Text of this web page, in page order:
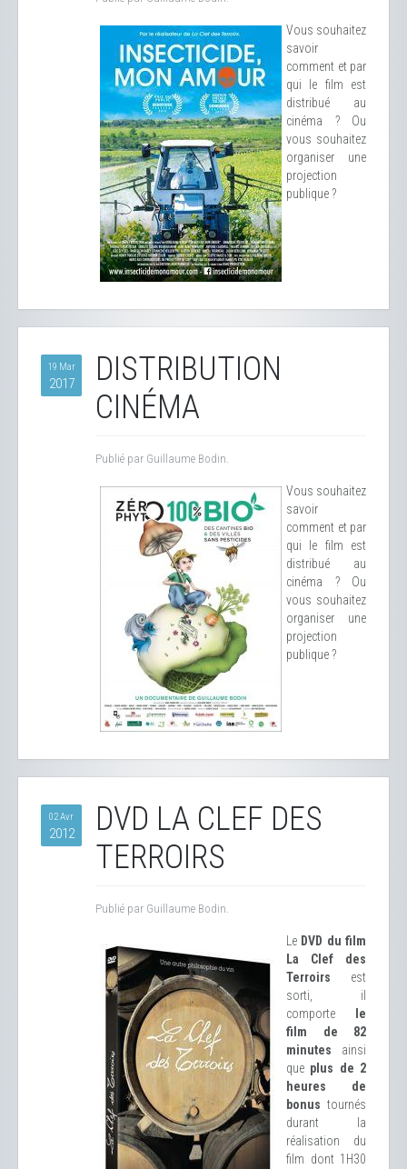
Vous souhaitez
savoir
comment et par
qui le film est
distribué au
cinéma ? Ou
vous souhaitez
organiser une
projection
publique ?
19 Mar
2017
DISTRIBUTION
CINÉMA
Publié par Guillaume Bodin.
Vous souhaitez
savoir
comment et par
qui le film est
distribué au
cinéma ? Ou
vous souhaitez
organiser une
projection
publique ?
02 Avr
2012
DVD LA CLEF DES
TERROIRS
Publié par Guillaume Bodin.
Le DVD du film
La Clef des
Terroirs est
sorti, il
comporte
le
film de 82
minutes ainsi
que plus de 2
heures de
bonus tournés
durant la
réalisation du
film dont 1H30